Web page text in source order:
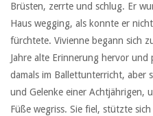
Brüsten, zerrte und schlug. Er
Haus wegging, als konnte er
fürchtete. Vivienne begann sich
Jahre alte Erinnerung hervor
damals im Ballettunterricht, aber
und Gelenke einer Achtjährigen,
Füße wegriss. Sie fiel, stützte